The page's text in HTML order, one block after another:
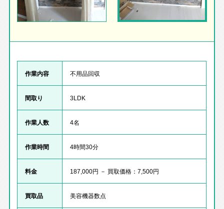
作業内容 不用品回収
間取り 3LDK
作業人数 4名
作業時間 4時間30分
料金 187,000円 － 買取価格：7,500円
買取品 美容機器数点